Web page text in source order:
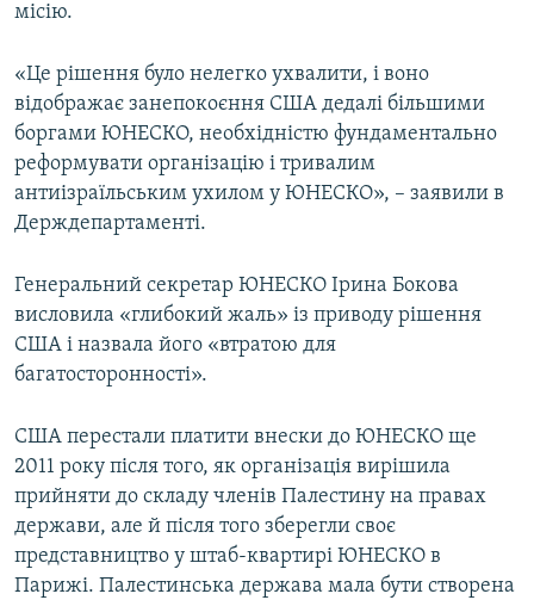
місію.
«Це рішення було нелегко ухвалити, і воно
відображає занепокоєння США дедалі більшими
боргами ЮНЕСКО, необхідністю фундаментально
реформувати організацію і тривалим
антиізраїльським ухилом у ЮНЕСКО», – заявили в
Держдепартаменті.
Генеральний секретар ЮНЕСКО Ірина Бокова
висловила «глибокий жаль» із приводу рішення
США і назвала його «втратою для
багатосторонності».
США перестали платити внески до ЮНЕСКО ще
2011 року після того, як організація вирішила
прийняти до складу членів Палестину на правах
держави, але й після того зберегли своє
представництво у штаб-квартирі ЮНЕСКО в
Парижі. Палестинська держава мала бути створена